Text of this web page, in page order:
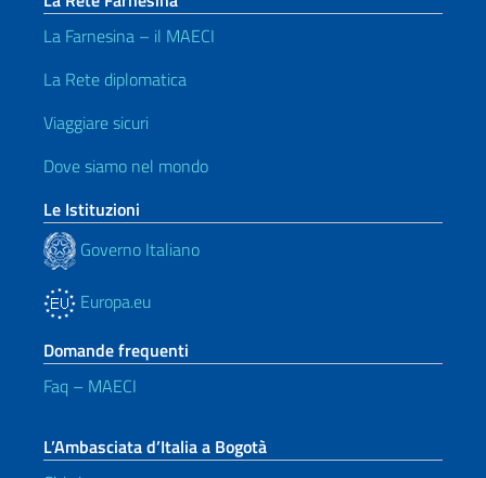
La Farnesina – il MAECI
La Rete diplomatica
Viaggiare sicuri
Dove siamo nel mondo
Le Istituzioni
Governo Italiano
Europa.eu
Domande frequenti
Faq – MAECI
L’Ambasciata d’Italia a Bogotà